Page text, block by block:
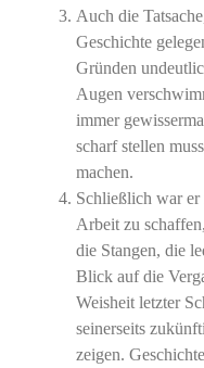
Auch die
Geschichte
Gründen
Augen
immer
scharf stellen
machen.
Schließlich war
Arbeit zu
die Stangen, die
Blick auf die
Weisheit letzter
seinerseits
zeigen.